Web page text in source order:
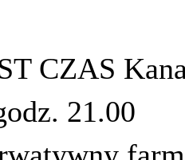
CZAS
21.00